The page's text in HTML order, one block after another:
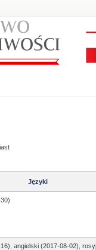
Języki
angielski (2017-08-02),